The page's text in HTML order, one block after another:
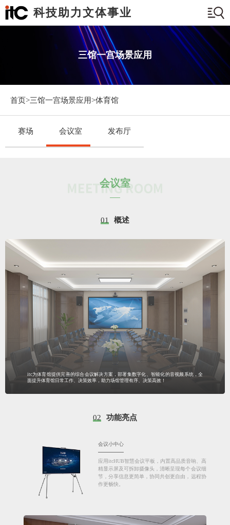
科技助力文体事业
三馆一宫场景应用
首页>三馆一宫场景应用>体育馆
赛场 会议室 发布厅
会议室
01 概述
itc为体育馆提供完善的综合会议解决方案，部署集数字化、智能化的音视频系统，全
面提升体育馆日常工作、决策效率，助力场馆管理有序、决策高效！
02 功能亮点
会议小中心
应用itcHUB智慧会议平板，内置高品质音响、高
精显示屏及可拆卸摄像头，清晰呈现每个会议细
节，分享信息更简单，协同共创更自由，远程协
作更畅快。